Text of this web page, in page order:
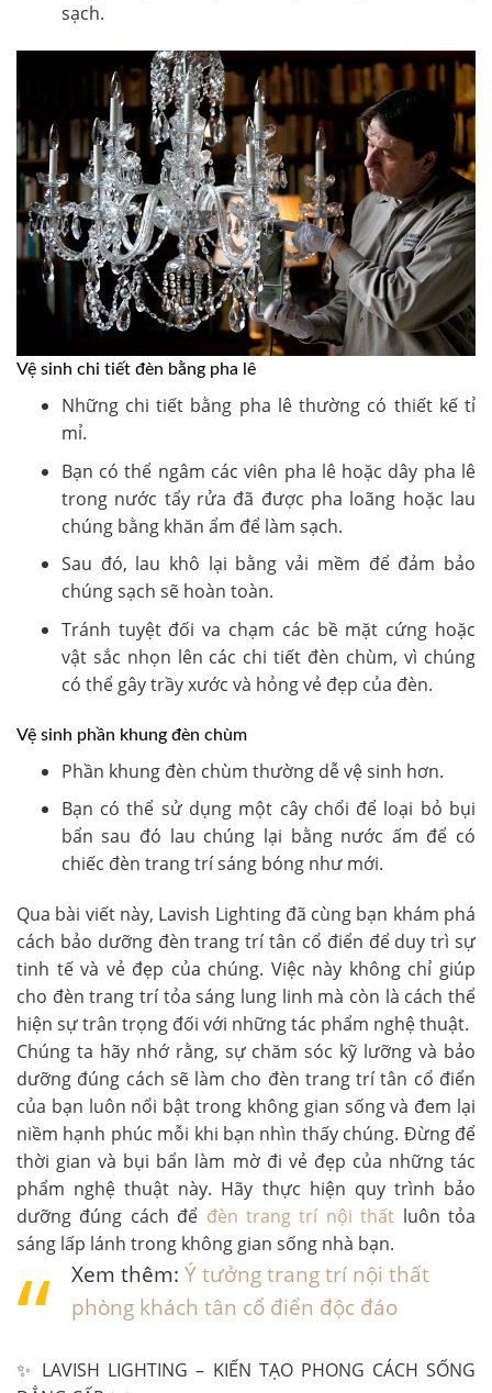
sạch.
Vệ sinh chi tiết đèn bằng pha lê
Những chi tiết bằng pha lê thường có thiết kế tỉ
mỉ.
Bạn có thể ngâm các viên pha lê hoặc dây pha lê
trong nước tẩy rửa đã được pha loãng hoặc lau
chúng bằng khăn ẩm để làm sạch.
Sau đó, lau khô lại bằng vải mềm để đảm bảo
chúng sạch sẽ hoàn toàn.
Tránh tuyệt đối va chạm các bề mặt cứng hoặc
vật sắc nhọn lên các chi tiết đèn chùm, vì chúng
có thể gây trầy xước và hỏng vẻ đẹp của đèn.
Vệ sinh phần khung đèn chùm
Phần khung đèn chùm thường dễ vệ sinh hơn.
Bạn có thể sử dụng một cây chổi để loại bỏ bụi
bẩn sau đó lau chúng lại bằng nước ấm để có
chiếc đèn trang trí sáng bóng như mới.
Qua bài viết này, Lavish Lighting đã cùng bạn khám phá
cách bảo dưỡng đèn trang trí tân cổ điển để duy trì sự
tinh tế và vẻ đẹp của chúng. Việc này không chỉ giúp
cho đèn trang trí tỏa sáng lung linh mà còn là cách thể
hiện sự trân trọng đối với những tác phẩm nghệ thuật.
Chúng ta hãy nhớ rằng, sự chăm sóc kỹ lưỡng và bảo
dưỡng đúng cách sẽ làm cho đèn trang trí tân cổ điển
của bạn luôn nổi bật trong không gian sống và đem lại
niềm hạnh phúc mỗi khi bạn nhìn thấy chúng. Đừng để
thời gian và bụi bẩn làm mờ đi vẻ đẹp của những tác
phẩm nghệ thuật này. Hãy thực hiện quy trình bảo
dưỡng đúng cách để đèn trang trí nội thất luôn tỏa
sáng lấp lánh trong không gian sống nhà bạn.
Xem thêm: Ý tưởng trang trí nội thất
phòng khách tân cổ điển độc đáo
✨ LAVISH LIGHTING – KIẾN TẠO PHONG CÁCH SỐNG